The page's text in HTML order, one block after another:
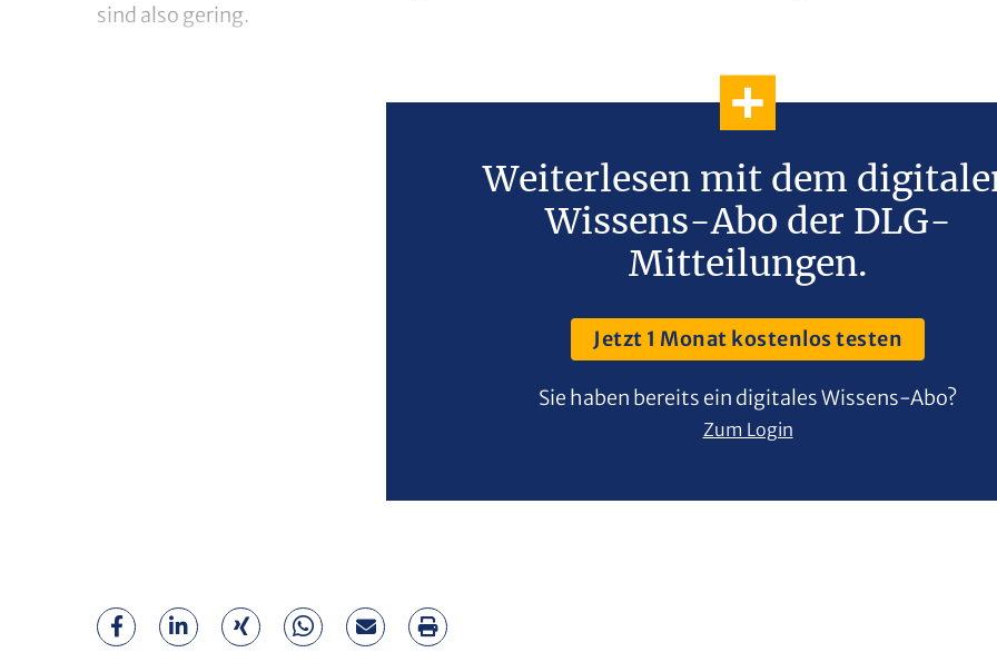
sind also gering.
Weiterlesen mit dem
Wissens-Abo der DLG-
Mitteilungen.
Jetzt 1 Monat kostenlos testen
Sie haben bereits ein digitales Wissens-Abo?
Zum Login